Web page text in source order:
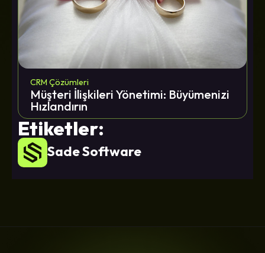
CRM Çözümleri
Müşteri İlişkileri Yönetimi: Büyümenizi
Hızlandırın
Etiketler:
Sade Software